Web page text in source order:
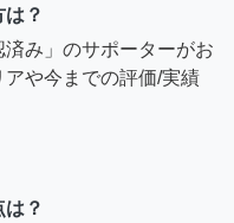
？
済み」のサポーターがお
や今までの評価/実績
？